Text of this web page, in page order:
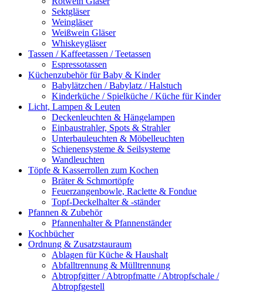
Sektgläser
Weingläser
Weißwein Gläser
Whiskeygläser
Tassen / Kaffeetassen / Teetassen
Espressotassen
Küchenzubehör für Baby & Kinder
Babylätzchen / Babylatz / Halstuch
Kinderküche / Spielküche / Küche für Kinder
Licht, Lampen & Leuten
Deckenleuchten & Hängelampen
Einbaustrahler, Spots & Strahler
Unterbauleuchten & Möbelleuchten
Schienensysteme & Seilsysteme
Wandleuchten
Töpfe & Kasserrollen zum Kochen
Bräter & Schmortöpfe
Feuerzangenbowle, Raclette & Fondue
Topf-Deckelhalter & -ständer
Pfannen & Zubehör
Pfannenhalter & Pfannenständer
Kochbücher
Ordnung & Zusatzstauraum
Ablagen für Küche & Haushalt
Abfalltrennung & Mülltrennung
Abtropfgitter / Abtropfmatte / Abtropfschale /
Abtropfgestell